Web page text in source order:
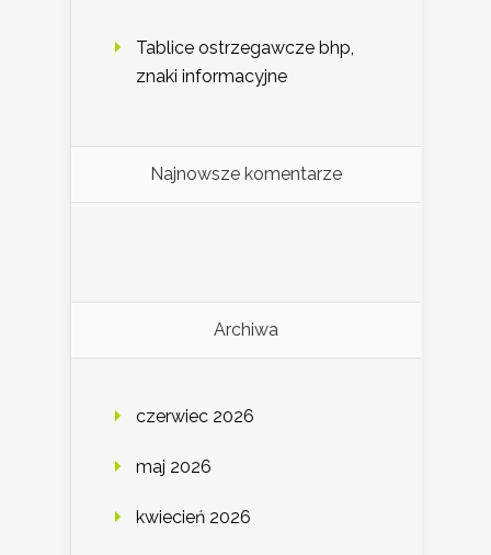
Tablice ostrzegawcze bhp,
znaki informacyjne
Najnowsze komentarze
Archiwa
czerwiec 2026
maj 2026
kwiecień 2026